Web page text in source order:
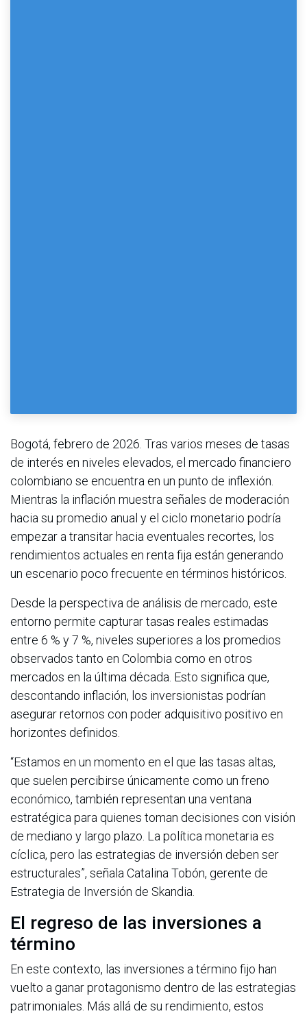
Bogotá, febrero de 2026. Tras varios meses de tasas
de interés en niveles elevados, el mercado financiero
colombiano se encuentra en un punto de inflexión.
Mientras la inflación muestra señales de moderación
hacia su promedio anual y el ciclo monetario podría
empezar a transitar hacia eventuales recortes, los
rendimientos actuales en renta fija están generando
un escenario poco frecuente en términos históricos.
Desde la perspectiva de análisis de mercado, este
entorno permite capturar tasas reales estimadas
entre 6 % y 7 %, niveles superiores a los promedios
observados tanto en Colombia como en otros
mercados en la última década. Esto significa que,
descontando inflación, los inversionistas podrían
asegurar retornos con poder adquisitivo positivo en
horizontes definidos.
“Estamos en un momento en el que las tasas altas,
que suelen percibirse únicamente como un freno
económico, también representan una ventana
estratégica para quienes toman decisiones con visión
de mediano y largo plazo. La política monetaria es
cíclica, pero las estrategias de inversión deben ser
estructurales”, señala Catalina Tobón, gerente de
Estrategia de Inversión de Skandia.
El regreso de las inversiones a
término
En este contexto, las inversiones a término fijo han
vuelto a ganar protagonismo dentro de las estrategias
patrimoniales. Más allá de su rendimiento, estos